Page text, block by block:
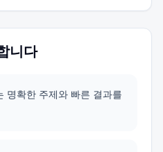
니다
명확한 주제와 빠른 결과를